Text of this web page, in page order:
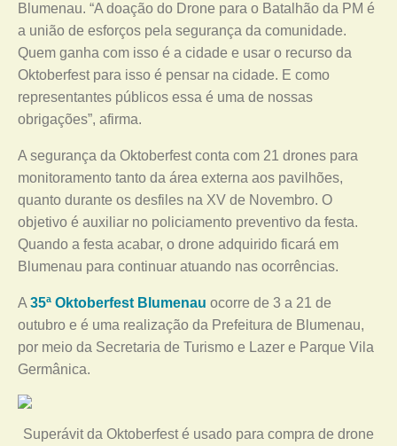
Blumenau. “A doação do Drone para o Batalhão da PM é
a união de esforços pela segurança da comunidade.
Quem ganha com isso é a cidade e usar o recurso da
Oktoberfest para isso é pensar na cidade. E como
representantes públicos essa é uma de nossas
obrigações”, afirma.
A segurança da Oktoberfest conta com 21 drones para
monitoramento tanto da área externa aos pavilhões,
quanto durante os desfiles na XV de Novembro. O
objetivo é auxiliar no policiamento preventivo da festa.
Quando a festa acabar, o drone adquirido ficará em
Blumenau para continuar atuando nas ocorrências.
A 35ª Oktoberfest Blumenau ocorre de 3 a 21 de
outubro e é uma realização da Prefeitura de Blumenau,
por meio da Secretaria de Turismo e Lazer e Parque Vila
Germânica.
Superávit da Oktoberfest é usado para compra de drone